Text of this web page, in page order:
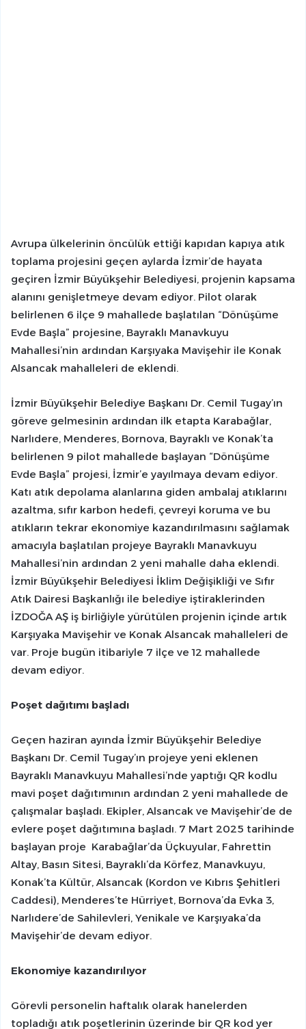
Avrupa ülkelerinin öncülük ettiği kapıdan kapıya atık
toplama projesini geçen aylarda İzmir’de hayata
geçiren İzmir Büyükşehir Belediyesi, projenin kapsama
alanını genişletmeye devam ediyor. Pilot olarak
belirlenen 6 ilçe 9 mahallede başlatılan “Dönüşüme
Evde Başla” projesine, Bayraklı Manavkuyu
Mahallesi’nin ardından Karşıyaka Mavişehir ile Konak
Alsancak mahalleleri de eklendi.
İzmir Büyükşehir Belediye Başkanı Dr. Cemil Tugay’ın
göreve gelmesinin ardından ilk etapta Karabağlar,
Narlıdere, Menderes, Bornova, Bayraklı ve Konak’ta
belirlenen 9 pilot mahallede başlayan “Dönüşüme
Evde Başla” projesi, İzmir’e yayılmaya devam ediyor.
Katı atık depolama alanlarına giden ambalaj atıklarını
azaltma, sıfır karbon hedefi, çevreyi koruma ve bu
atıkların tekrar ekonomiye kazandırılmasını sağlamak
amacıyla başlatılan projeye Bayraklı Manavkuyu
Mahallesi’nin ardından 2 yeni mahalle daha eklendi.
İzmir Büyükşehir Belediyesi İklim Değişikliği ve Sıfır
Atık Dairesi Başkanlığı ile belediye iştiraklerinden
İZDOĞA AŞ iş birliğiyle yürütülen projenin içinde artık
Karşıyaka Mavişehir ve Konak Alsancak mahalleleri de
var. Proje bugün itibariyle 7 ilçe ve 12 mahallede
devam ediyor.
Poşet dağıtımı başladı
Geçen haziran ayında İzmir Büyükşehir Belediye
Başkanı Dr. Cemil Tugay’ın projeye yeni eklenen
Bayraklı Manavkuyu Mahallesi’nde yaptığı QR kodlu
mavi poşet dağıtımının ardından 2 yeni mahallede de
çalışmalar başladı. Ekipler, Alsancak ve Mavişehir’de de
evlere poşet dağıtımına başladı. 7 Mart 2025 tarihinde
başlayan proje Karabağlar’da Üçkuyular, Fahrettin
Altay, Basın Sitesi, Bayraklı’da Körfez, Manavkuyu,
Konak’ta Kültür, Alsancak (Kordon ve Kıbrıs Şehitleri
Caddesi), Menderes’te Hürriyet, Bornova’da Evka 3,
Narlıdere’de Sahilevleri, Yenikale ve Karşıyaka’da
Mavişehir’de devam ediyor.
Ekonomiye kazandırılıyor
Görevli personelin haftalık olarak hanelerden
topladığı atık poşetlerinin üzerinde bir QR kod yer